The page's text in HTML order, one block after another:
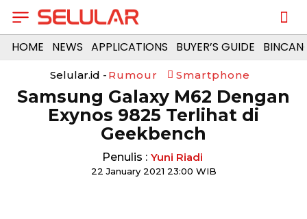
HOME NEWS APPLICATIONS BUYER’S GUIDE
Selular.id - Rumour Smartphone
Samsung Galaxy M62 Dengan
Exynos 9825 Terlihat di
Geekbench
Penulis : Yuni Riadi
22 January 2021 23:00 WIB